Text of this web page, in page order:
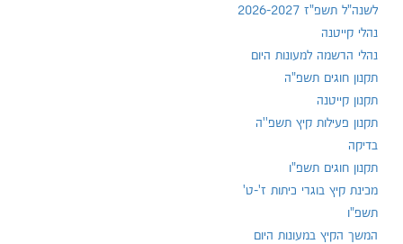
לשנה"ל תשפ"ז 2026-2027
נהלי קייטנה
נהלי הרשמה למעונות היום
תקנון חוגים תשפ"ה
תקנון קייטנה
תקנון פעילות קיץ תשפ''ה
בדיקה
תקנון חוגים תשפ"ו
מכינת קיץ בוגרי כיתות ז'-ט'
תשפ"ו
המשך הקיץ במעונות היום